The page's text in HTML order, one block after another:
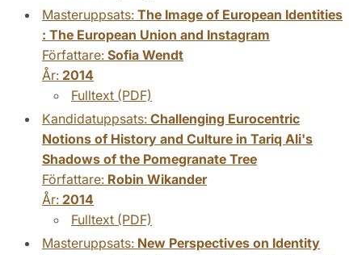
Masteruppsats: The Image of European Identities
: The European Union and Instagram
Författare: Sofia Wendt
År: 2014
Fulltext (PDF)
Kandidatuppsats: Challenging Eurocentric
Notions of History and Culture in Tariq Ali's
Shadows of the Pomegranate Tree
Författare: Robin Wikander
År: 2014
Fulltext (PDF)
Masteruppsats: New Perspectives on Identity